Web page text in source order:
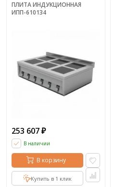
ПЛИТА ИНДУКЦИОННАЯ
ИПП-610134
253 607 ₽
В наличии
В корзину
Купить в 1 клик